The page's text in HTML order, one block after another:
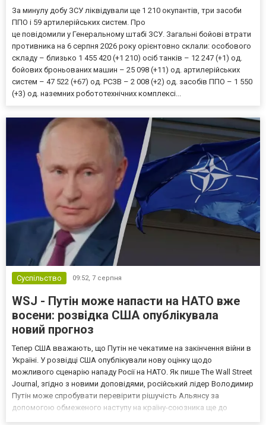
За минулу добу ЗСУ ліквідували ще 1 210 окупантів, три засоби
ППО і 59 артилерійських систем. Про
це повідомили у Генеральному штабі ЗСУ. Загальні бойові втрати
противника на 6 серпня 2026 року орієнтовно склали: особового
складу – близько 1 455 420 (+1 210) осіб танків – 12 247 (+1) од.
бойових броньованих машин – 25 098 (+11) од. артилерійських
систем – 47 522 (+67) од. РСЗВ – 2 008 (+2) од. засобів ППО – 1 550
(+3) од. наземних робототехнічних комплексі...
Суспільство 09:52, 7 серпня
WSJ - Путін може напасти на НАТО вже
восени: розвідка США опублікувала
новий прогноз
Тепер США вважають, що Путін не чекатиме на закінчення війни в
Україні. У розвідці США опублікували нову оцінку щодо
можливого сценарію нападу Росії на НАТО. Як пише The Wall Street
Journal, згідно з новими доповідями, російський лідер Володимир
Путін може спробувати перевірити рішучість Альянсу за
допомогою обмеженого наступу на країну-союзника ще до